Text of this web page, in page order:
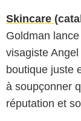
Skincare
Goldman
visagiste
boutique juste
à soupçonner
réputation et